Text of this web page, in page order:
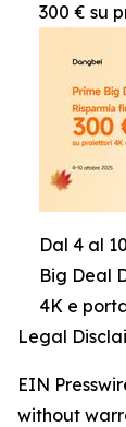
300 € su
Dal 4 al
Big Deal
4K e
Legal
EIN
without